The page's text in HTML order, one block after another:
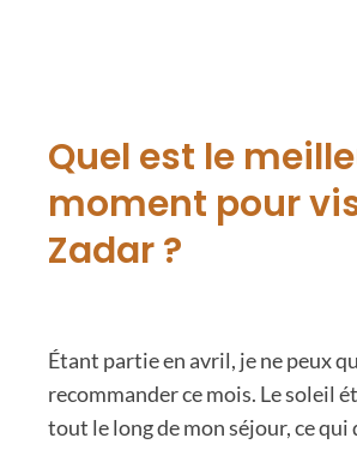
Quel est le
moment pour
Zadar ?
Étant partie en avril, je ne peux
recommander ce mois. Le soleil
tout le long de mon séjour, ce qui